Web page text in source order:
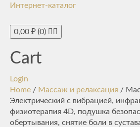
Интернет-каталог
0,00 ₽ (0)
Cart
Login
Home / Массаж и релаксация /
Электрический с вибрацией,
физиотерапия 4D, подушка
обертывания, снятие боли в